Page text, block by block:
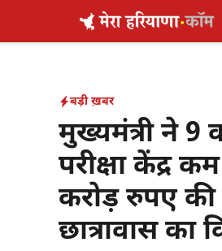
बड़ी ख़बर
मुख्यमंत्री ने 9
परीक्षा केंद्र
करोड़ रुपए
छात्रावास का